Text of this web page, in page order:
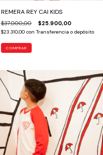
REMERA REY CAI KIDS
$37.000,00 $25.900,00
$23.310,00 con Transferencia o depósito
COMPRAR